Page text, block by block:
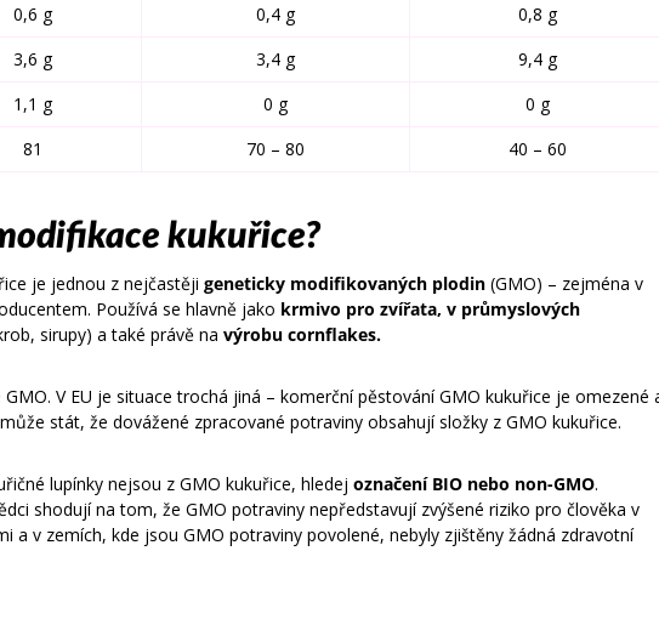
0,6 g 0,4 g
0,8 g
3,6 g 3,4 g
9,4 g
1,1 g 0 g
0 g
81 70 – 80 40 – 60
kukuřice?
je jednou z nejčastěji geneticky modifikovaných plodin (GMO) – zejména v
Používá se hlavně jako krmivo pro zvířata, v průmyslových
sirupy) a také právě na výrobu cornflakes.
GMO. V EU je situace trochá jiná – komerční pěstování GMO kukuřice je omezené
stát, že dovážené zpracované potraviny obsahují složky z GMO kukuřice.
lupínky nejsou z GMO kukuřice, hledej označení BIO nebo non-GMO.
shodují na tom, že GMO potraviny nepředstavují zvýšené riziko pro člověka v
a v zemích, kde jsou GMO potraviny povolené, nebyly zjištěny žádná zdravotní